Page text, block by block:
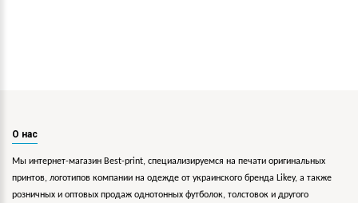
О нас
Мы интернет-магазин Best-print, специализируемся на печати оригинальных
принтов, логотипов компании на одежде от украинского бренда Likey, а также
розничных и оптовых продаж однотонных футболок, толстовок и другого